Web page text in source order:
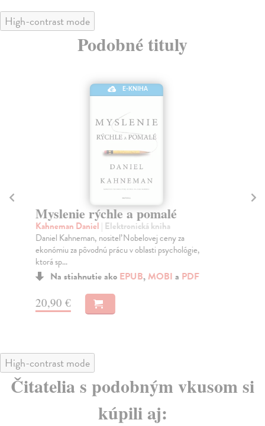
High-contrast mode
Podobné tituly
E-KNIHA
Myslenie rýchle a pomalé
Kahneman Daniel | Elektronická kniha
Daniel Kahneman, nositeľ Nobelovej ceny za
ekonómiu za pôvodnú prácu v oblasti psychológie,
ktorá sp...
Na stiahnutie ako EPUB,MOBI a PDF
20,90 €
High-contrast mode
Čitatelia s podobným vkusom si
kúpili aj: